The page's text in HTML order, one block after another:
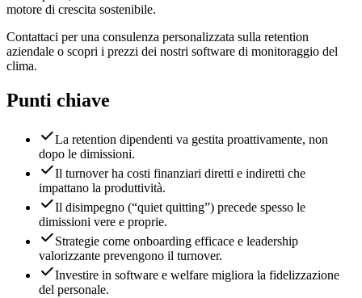
motore di crescita sostenibile.
Contattaci per una consulenza personalizzata sulla retention
aziendale o scopri i prezzi dei nostri software di monitoraggio del
clima.
Punti chiave
La retention dipendenti va gestita proattivamente, non
dopo le dimissioni.
Il turnover ha costi finanziari diretti e indiretti che
impattano la produttività.
Il disimpegno (“quiet quitting”) precede spesso le
dimissioni vere e proprie.
Strategie come onboarding efficace e leadership
valorizzante prevengono il turnover.
Investire in software e welfare migliora la fidelizzazione
del personale.